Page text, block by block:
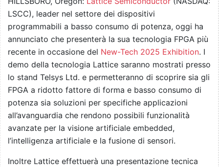
LSCC), leader nel settore dei dispositivi
programmabili a basso consumo di potenza, oggi ha
annunciato che presenterà la sua tecnologia FPGA più
recente in occasione del New-Tech 2025 Exhibition. I
demo della tecnologia Lattice saranno mostrati presso
lo stand Telsys Ltd. e permetteranno di scoprire sia gli
FPGA a ridotto fattore di forma e basso consumo di
potenza sia soluzioni per specifiche applicazioni
all’avanguardia che rendono possibili funzionalità
avanzate per la visione artificiale embedded,
l’intelligenza artificiale e la fusione di sensori.
Inoltre Lattice effettuerà una presentazione tecnica